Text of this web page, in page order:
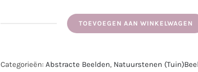
TOEVOEGEN AAN WINKELWAGEN
Categorieën: Abstracte Beelden, Natuurstenen